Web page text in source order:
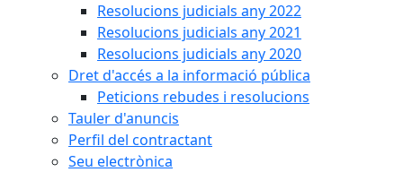
Resolucions judicials any 2022
Resolucions judicials any 2021
Resolucions judicials any 2020
Dret d'accés a la informació pública
Peticions rebudes i resolucions
Tauler d'anuncis
Perfil del contractant
Seu electrònica